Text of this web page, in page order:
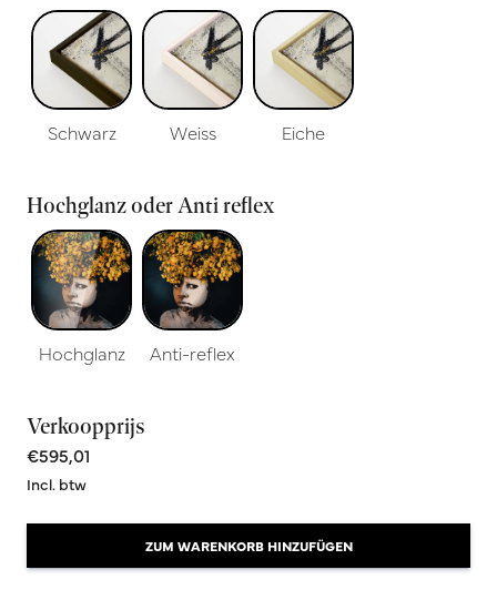
Schwarz Weiss Eiche
Hochglanz oder Anti reflex
Hochglanz Anti-reflex
Verkoopprijs
€595,01
Incl. btw
ZUM WARENKORB HINZUFÜGEN